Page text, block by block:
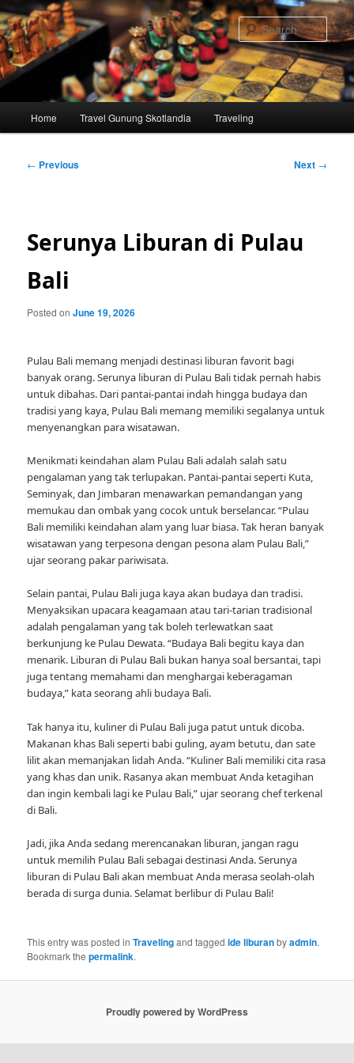
Skip
to
primary
content
Home Travel Gunung Skotlandia Traveling
Post
← Previous Next →
Serunya Liburan di Pulau
Bali
Posted onJune 19, 2026
Pulau Bali memang menjadi destinasi liburan favorit bagi
banyak orang. Serunya liburan di Pulau Bali tidak pernah habis
untuk dibahas. Dari pantai-pantai indah hingga budaya dan
tradisi yang kaya, Pulau Bali memang memiliki segalanya untuk
menyenangkan para wisatawan.
Menikmati keindahan alam Pulau Bali adalah salah satu
pengalaman yang tak terlupakan. Pantai-pantai seperti Kuta,
Seminyak, dan Jimbaran menawarkan pemandangan yang
memukau dan ombak yang cocok untuk berselancar. “Pulau
Bali memiliki keindahan alam yang luar biasa. Tak heran banyak
wisatawan yang terpesona dengan pesona alam Pulau Bali,”
ujar seorang pakar pariwisata.
Selain pantai, Pulau Bali juga kaya akan budaya dan tradisi.
Menyaksikan upacara keagamaan atau tari-tarian tradisional
adalah pengalaman yang tak boleh terlewatkan saat
berkunjung ke Pulau Dewata. “Budaya Bali begitu kaya dan
menarik. Liburan di Pulau Bali bukan hanya soal bersantai, tapi
juga tentang memahami dan menghargai keberagaman
budaya,” kata seorang ahli budaya Bali.
Tak hanya itu, kuliner di Pulau Bali juga patut untuk dicoba.
Makanan khas Bali seperti babi guling, ayam betutu, dan sate
lilit akan memanjakan lidah Anda. “Kuliner Bali memiliki cita rasa
yang khas dan unik. Rasanya akan membuat Anda ketagihan
dan ingin kembali lagi ke Pulau Bali,” ujar seorang chef terkenal
di Bali.
Jadi, jika Anda sedang merencanakan liburan, jangan ragu
untuk memilih Pulau Bali sebagai destinasi Anda. Serunya
liburan di Pulau Bali akan membuat Anda merasa seolah-olah
berada di surga dunia. Selamat berlibur di Pulau Bali!
This entry was posted inTravelingand taggedide liburanbyadmin.
Bookmark thepermalink.
Proudly powered by WordPress